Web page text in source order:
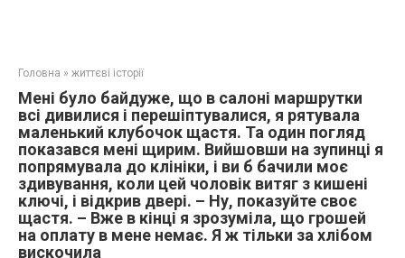
Головна » життєві історії
Мені було байдуже, що в салоні маршрутки
всі дивилися і перешіптувалися, я рятувала
маленький клубочок щастя. Та один погляд
показався мені щирим. Вийшовши на зупинці я
попрямувала до клініки, і ви б бачили моє
здивування, коли цей чоловік витяг з кишені
ключі, і відкрив двері. – Ну, показуйте своє
щастя. – Вже в кінці я зрозуміла, що грошей
на оплату в мене немає. Я ж тільки за хлібом
вискочила